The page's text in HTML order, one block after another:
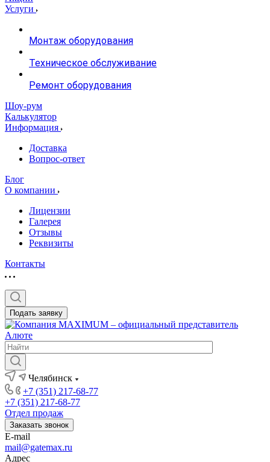
Услуги
Монтаж оборудования
Техническое обслуживание
Ремонт оборудования
Шоу-рум
Калькулятор
Информация
Доставка
Вопрос-ответ
Блог
О компании
Лицензии
Галерея
Отзывы
Реквизиты
Контакты
Подать заявку
Челябинск
+7 (351) 217-68-77
+7 (351) 217-68-77
Отдел продаж
Заказать звонок
E-mail
mail@gatemax.ru
Адрес